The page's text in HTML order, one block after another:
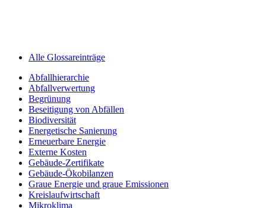
Alle Glossareinträge
Abfallhierarchie
Abfallverwertung
Begrünung
Beseitigung von Abfällen
Biodiversität
Energetische Sanierung
Erneuerbare Energie
Externe Kosten
Gebäude-Zertifikate
Gebäude-Ökobilanzen
Graue Energie und graue Emissionen
Kreislaufwirtschaft
Mikroklima